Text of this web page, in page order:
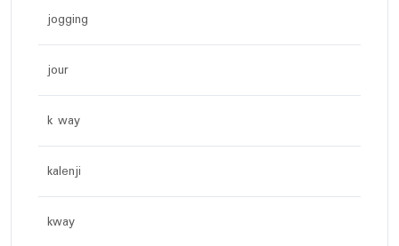
jogging
jour
k way
kalenji
kway